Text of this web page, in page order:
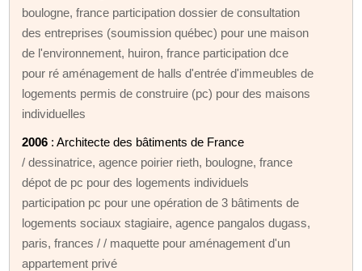
boulogne, france participation dossier de consultation
des entreprises (soumission québec) pour une maison
de l'environnement, huiron, france participation dce
pour ré aménagement de halls d'entrée d'immeubles de
logements permis de construire (pc) pour des maisons
individuelles
2006 : Architecte des bâtiments de France
/ dessinatrice, agence poirier rieth, boulogne, france
dépot de pc pour des logements individuels
participation pc pour une opération de 3 bâtiments de
logements sociaux stagiaire, agence pangalos dugass,
paris, frances / / maquette pour aménagement d'un
appartement privé